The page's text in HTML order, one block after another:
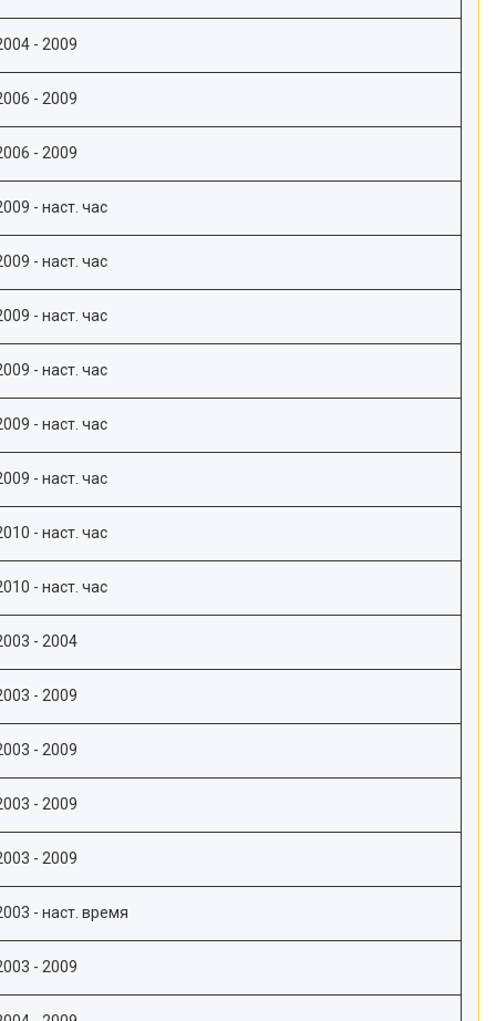
- 2009
- 2009
- 2009
- наст. час
- наст. час
- наст. час
- наст. час
- наст. час
- наст. час
- наст. час
- наст. час
- 2004
- 2009
- 2009
- 2009
- 2009
- наст. время
- 2009